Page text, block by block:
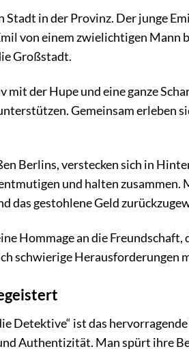
in der Provinz. Der junge
von einem zwielichtigen Mann
Großstadt.
der Hupe und eine ganze
Gemeinsam erleben
Berlins, verstecken sich in
und halten
das gestohlene Geld
Hommage an die
schwierige Herausforderungen
Detektive“ ist das
Authentizität. Man spürt ihre